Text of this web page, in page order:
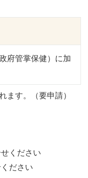
ます。（要申請）
府管掌保健）に加
ください
ださい